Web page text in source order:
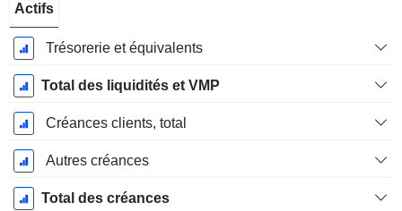
Fiscale:
Mai
Actifs
Trésorerie et équivalents
Total des liquidités et VMP
Créances clients, total
Autres créances
Total des créances